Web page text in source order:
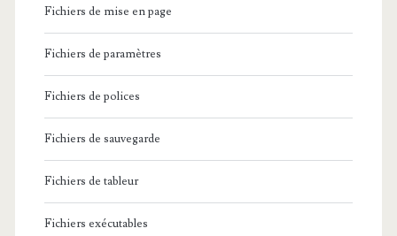
Fichiers de mise en page
Fichiers de paramètres
Fichiers de polices
Fichiers de sauvegarde
Fichiers de tableur
Fichiers exécutables